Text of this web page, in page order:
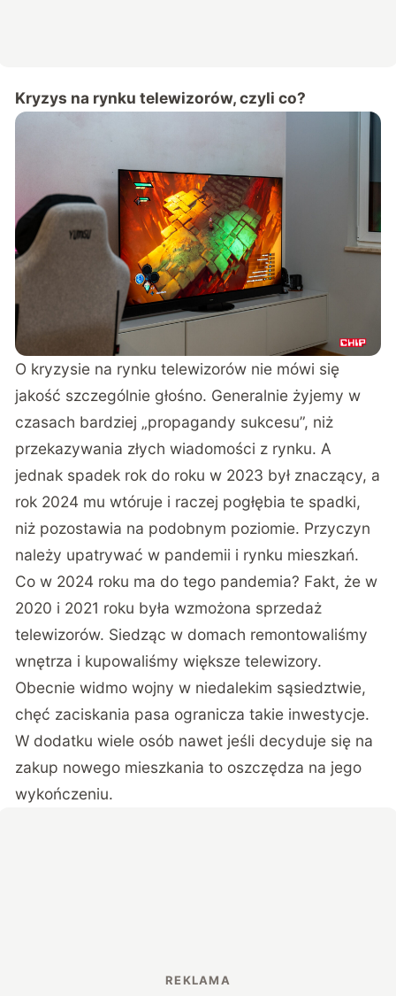
Kryzys na rynku telewizorów, czyli co?
O kryzysie na rynku telewizorów nie mówi się
jakość szczególnie głośno. Generalnie żyjemy w
czasach bardziej „propagandy sukcesu”, niż
przekazywania złych wiadomości z rynku. A
jednak spadek rok do roku w 2023 był znaczący, a
rok 2024 mu wtóruje i raczej pogłębia te spadki,
niż pozostawia na podobnym poziomie. Przyczyn
należy upatrywać w pandemii i rynku mieszkań.
Co w 2024 roku ma do tego pandemia? Fakt, że w
2020 i 2021 roku była wzmożona sprzedaż
telewizorów. Siedząc w domach remontowaliśmy
wnętrza i kupowaliśmy większe telewizory.
Obecnie widmo wojny w niedalekim sąsiedztwie,
chęć zaciskania pasa ogranicza takie inwestycje.
W dodatku wiele osób nawet jeśli decyduje się na
zakup nowego mieszkania to oszczędza na jego
wykończeniu.